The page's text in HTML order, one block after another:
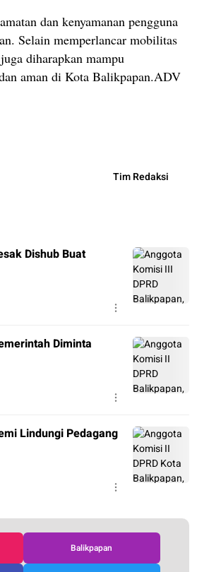
dan kenyamanan pengguna
Selain memperlancar mobilitas
diharapkan mampu
aman di Kota Balikpapan.ADV
Tim Redaksi
Dishub Buat
Diminta
Lindungi Pedagang
Balikpapan